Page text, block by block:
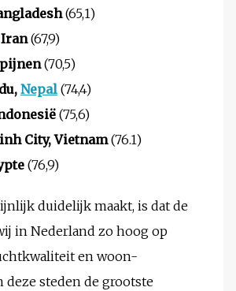
(65,1)
(67,9)
(70,5)
Nepal (74,4)
(75,6)
City, Vietnam(76.1)
(76,9)
duidelijk maakt, is dat de
in Nederland zo hoog op
en woon-
deze steden de grootste